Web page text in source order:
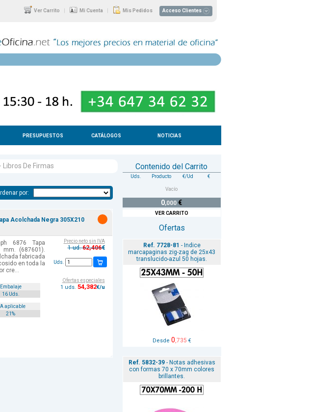
Ver Carrito | Mi Cuenta | Mis Pedidos Acceso Clientes
PRESUPUESTOS CATÁLOGOS NOTICIAS
Libros De Firmas
por:
Acolchada Negra 305X210
6876 Tapa
mm. (687601).
fabricada
en toda la
cre...
Embalaje
16 Uds.
aplicable
21%
Precio neto sin IVA
1 ud.62,406€
Uds.
Ofertas especiales
1 uds. 54,382€/u
Contenido del Carrito
Uds. Producto €/Ud €
Vacío
0,000 €
VER CARRITO
Ofertas
Ref. 7728-81 - Indice
marcapaginas zig-zag de 25x43
translucido-azul 50 hojas.
Desde 0,735 €
Ref. 5832-39- Notas adhesivas
con formas 70 x 70mm colores
brillantes.